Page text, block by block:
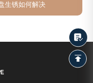
生锈如何解决